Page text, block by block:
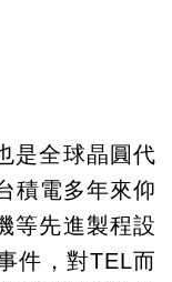
是全球晶圓代
積電多年來仰
等先進製程設
件，對TEL而